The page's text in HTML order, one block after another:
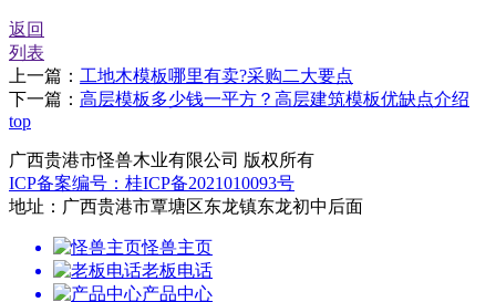
返回
列表
上一篇： 工地木模板哪里有卖?采购二大要点
下一篇： 高层模板多少钱一平方？高层建筑模板优缺点介绍
top
广西贵港市怪兽木业有限公司 版权所有
ICP备案编号：桂ICP备2021010093号
地址：广西贵港市覃塘区东龙镇东龙初中后面
怪兽主页
老板电话
产品中心